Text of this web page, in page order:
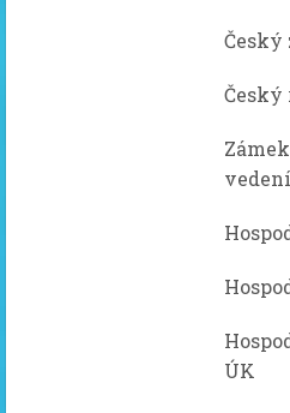
Český
Český
vedení
ÚK